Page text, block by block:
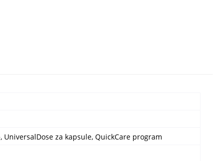
za kapsule, QuickCare program